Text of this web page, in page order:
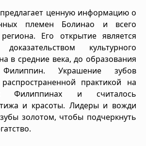
ценную информацию о
племен Болинао и всего
Его открытие является
культурного
в средние века, до образования
Филиппин. Украшение зубов
практикой на
Филиппинах и считалось
и красоты. Лидеры и вожди
золотом, чтобы подчеркнуть